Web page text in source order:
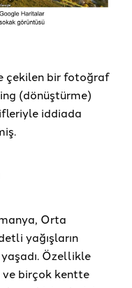
çekilen bir fotoğraf
(dönüştürme)
iddiada
Orta
yağışların
Özellikle
ve birçok kentte